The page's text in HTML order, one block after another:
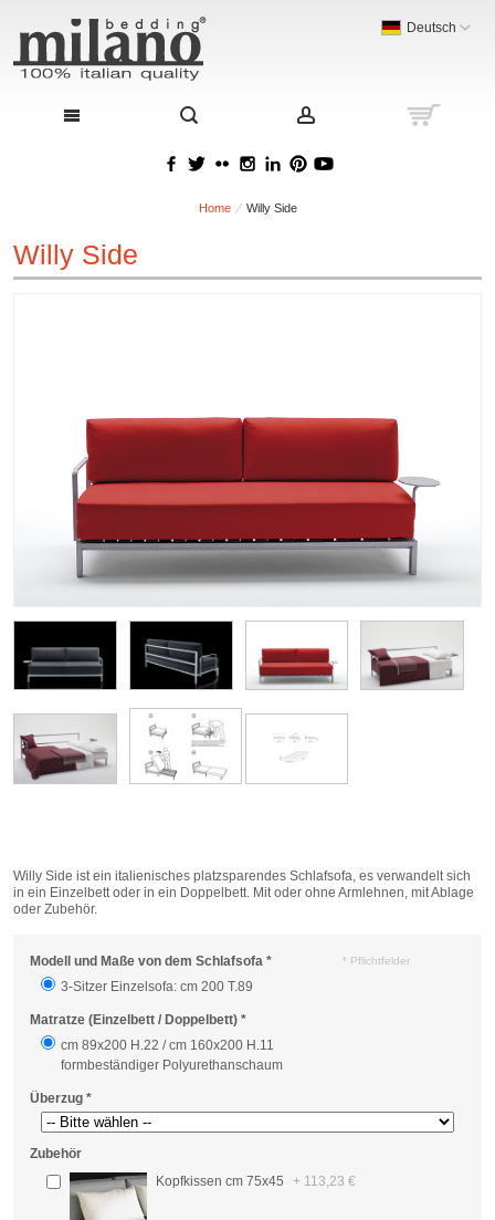
Deutsch
Home Willy Side
Willy Side
Willy Side ist ein italienisches platzsparendes Schlafsofa, es verwandelt sich
in ein Einzelbett oder in ein Doppelbett. Mit oder ohne Armlehnen, mit Ablage
oder Zubehör.
Modell und Maße von dem Schlafsofa *
3-Sitzer Einzelsofa: cm 200 T.89
Matratze (Einzelbett / Doppelbett) *
cm 89x200 H.22 / cm 160x200 H.11
formbeständiger Polyurethanschaum
Überzug *
Zubehör
Kopfkissen cm 75x45
+ 113,23 €
* Pflichtfelder